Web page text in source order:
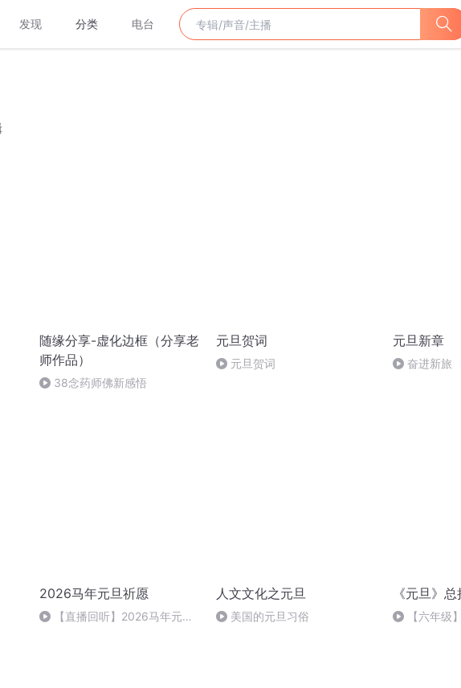
发现 分类 电台
随缘分享-虚化边框（分享老
师作品）
38念药师佛新感悟
元旦贺词
元旦贺词
元旦新章
奋进新旅
2026马年元旦祈愿
【直播回听】2026马年元旦
人文文化之元旦
美国的元旦习俗
《元旦》
【六年级